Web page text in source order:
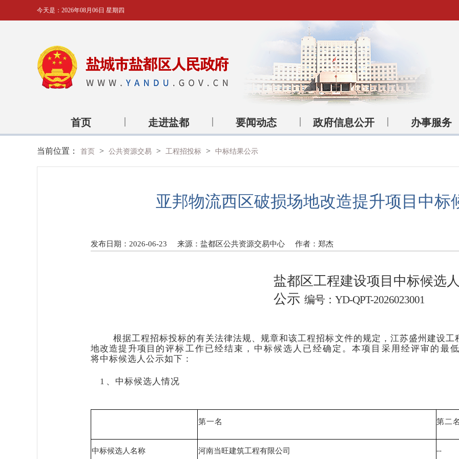
今天是： 2026年08月06日 星期四
首页 走进盐都 要闻动态 政府信息公开 办事服务
当前位置： 首页 > 公共资源交易 > 工程招投标 > 中标结果公示
亚邦物流西区破损场地改造提升项目中标
发布日期：2026-06-23 来源：盐都区公共资源交易中心 作者：郑杰
盐都区工程建设项目中标候选
公示 编号： YD-QPT-2026023001
根据工程招标投标的有关法律法规、规章和该工程招标文件的规定，江苏盛州建设工
地改造提升项目 的评标工作已经结束，中标候选人已经确定。本项目采用经评审的最
将中标候选人公示如下：
1 、中标候选人情况
第一名 第二
中标候选人名称 河南当旺建筑工程有限公司 --